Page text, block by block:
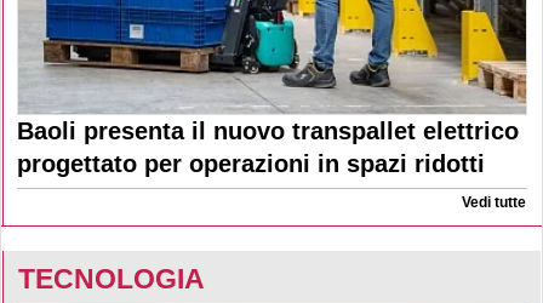
Baoli presenta il nuovo transpallet elettrico
progettato per operazioni in spazi ridotti
Vedi tutte
TECNOLOGIA